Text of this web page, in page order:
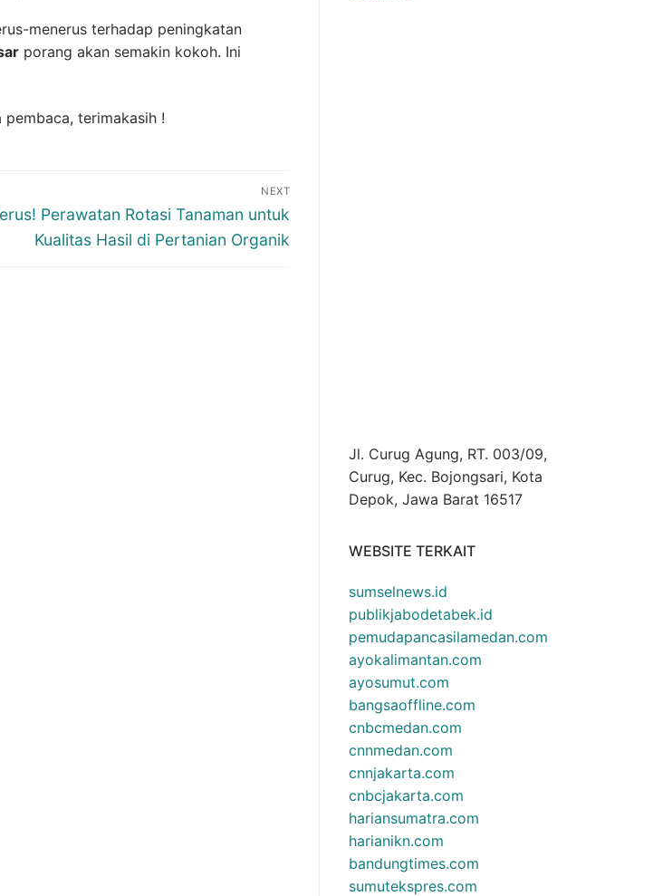
menerus terhadap peningkatan
porang akan semakin kokoh. Ini
terimakasih !
NEXT
Perawatan Rotasi Tanaman untuk
Kualitas Hasil di Pertanian Organik
Jl. Curug Agung, RT. 003/09,
Curug, Kec. Bojongsari, Kota
Depok, Jawa Barat 16517
WEBSITE TERKAIT
sumselnews.id
publikjabodetabek.id
pemudapancasilamedan.com
ayokalimantan.com
ayosumut.com
bangsaoffline.com
cnbcmedan.com
cnnmedan.com
cnnjakarta.com
cnbcjakarta.com
hariansumatra.com
harianikn.com
bandungtimes.com
sumutekspres.com